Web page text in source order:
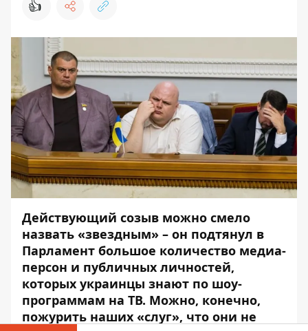
👍
Действующий созыв можно смело
назвать «звездным» – он подтянул в
Парламент большое количество медиа-
персон и публичных личностей,
которых украинцы знают по шоу-
программам на ТВ. Можно, конечно,
пожурить наших «слуг», что они не